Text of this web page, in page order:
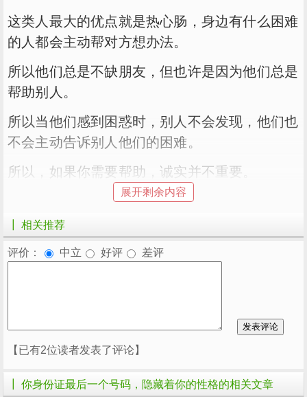
这类人最大的优点就是热心肠，身边有什么困难
的人都会主动帮对方想办法。
所以他们总是不缺朋友，但也许是因为他们总是
帮助别人。
所以当他们感到困惑时，别人不会发现，他们也
不会主动告诉别人他们的困难。
所以，如果你需要帮助，诚实并不重要。
如果因为需要帮助而被远离，说明那些人本身不
值得你帮助。
数字为4-诚实
容易吃亏。
有时候很容易钻牛角尖，太固执不是好事，有时
候改善自己倔脾气也不是不可能。
展开剩余内容
┃ 相关推荐
评价： 中立 好评 差评
【已有2位读者发表了评论】
┃ 你身份证最后一个号码，隐藏着你的性格的相关文章